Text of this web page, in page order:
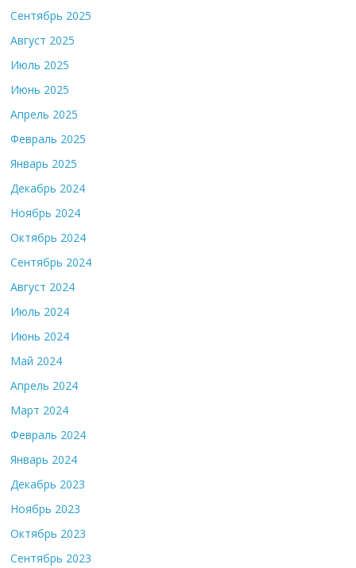
Сентябрь 2025
Август 2025
Июль 2025
Июнь 2025
Апрель 2025
Февраль 2025
Январь 2025
Декабрь 2024
Ноябрь 2024
Октябрь 2024
Сентябрь 2024
Август 2024
Июль 2024
Июнь 2024
Май 2024
Апрель 2024
Март 2024
Февраль 2024
Январь 2024
Декабрь 2023
Ноябрь 2023
Октябрь 2023
Сентябрь 2023